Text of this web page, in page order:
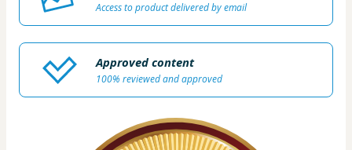
Access to product delivered by email
Approved content
100% reviewed and approved